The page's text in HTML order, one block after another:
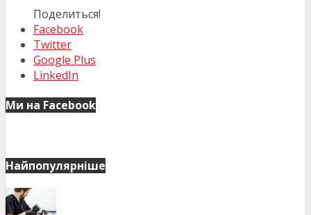
Поделиться!
Facebook
Twitter
Google Plus
LinkedIn
Ми на Facebook
Найпопулярніше